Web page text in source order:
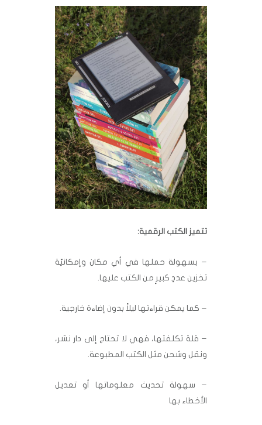
تتميز الكتب الرقمية:
– بسهولة حملها في أي مكان وإمكانيّة
تخزين عددٍ كبيرٍ من الكتب عليها.
– كما يمكن قراءتها ليلاً بدون إضاءة خارجية.
– قلة تكلفتها، فهي لا تحتاج إلى دار نشر،
ونقل وشحن مثل الكتب المطبوعة.
– سهولة تحديث معلوماتها أو تعديل
الأخطاء بها